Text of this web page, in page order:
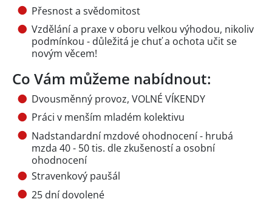
Přesnost a svědomitost
Vzdělání a praxe v oboru velkou výhodou, nikoliv
podmínkou - důležitá je chuť a ochota učit se
novým věcem!
Co Vám můžeme nabídnout:
Dvousměnný provoz, VOLNÉ VÍKENDY
Práci v menším mladém kolektivu
Nadstandardní mzdové ohodnocení - hrubá
mzda 40 - 50 tis. dle zkušeností a osobní
ohodnocení
Stravenkový paušál
25 dní dovolené